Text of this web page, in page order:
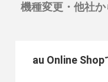
機種変更・他社
au Online